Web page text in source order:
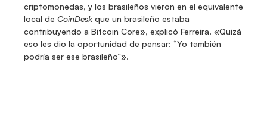
criptomonedas, y los brasileños vieron en el equivalente
local de CoinDesk que un brasileño estaba
contribuyendo a Bitcoin Core», explicó Ferreira. «Quizá
eso les dio la oportunidad de pensar: “Yo también
podría ser ese brasileño”».